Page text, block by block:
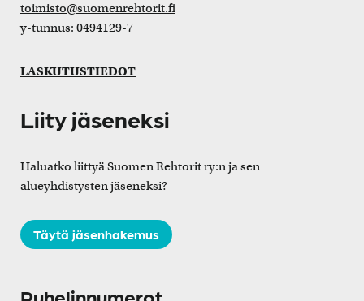
toimisto@suomenrehtorit.fi
y-tunnus: 0494129-7
LASKUTUSTIEDOT
Liity jäseneksi
Haluatko liittyä Suomen Rehtorit ry:n ja sen
alueyhdistysten jäseneksi?
Täytä jäsenhakemus
Puhelinnumerot